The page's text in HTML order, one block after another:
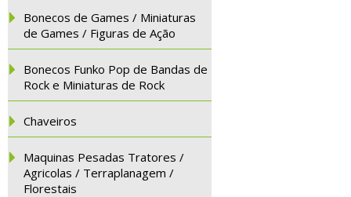
Bonecos de Games / Miniaturas
de Games / Figuras de Ação
Bonecos Funko Pop de Bandas de
Rock e Miniaturas de Rock
Chaveiros
Maquinas Pesadas Tratores /
Agricolas / Terraplanagem /
Florestais